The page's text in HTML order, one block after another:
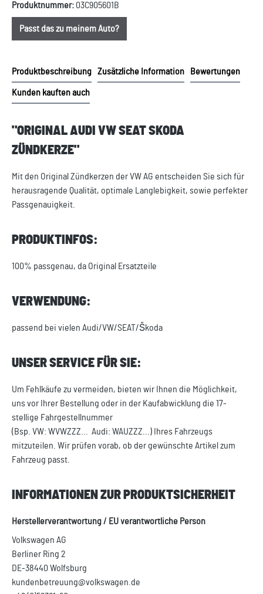
Produktnummer: 03C905601B
Passt das zu meinem Auto?
Produktbeschreibung Zusätzliche Information Bewertungen
Kunden kauften auch
"ORIGINAL AUDI VW SEAT SKODA
ZÜNDKERZE"
Mit den Original Zündkerzen der VW AG entscheiden Sie sich für
herausragende Qualität, optimale Langlebigkeit, sowie perfekter
Passgenauigkeit.
PRODUKTINFOS:
100% passgenau, da Original Ersatzteile
VERWENDUNG:
passend bei vielen Audi/VW/SEAT/Škoda
UNSER SERVICE FÜR SIE:
Um Fehlkäufe zu vermeiden, bieten wir Ihnen die Möglichkeit,
uns vor Ihrer Bestellung oder in der Kaufabwicklung die 17-
stellige Fahrgestellnummer
(Bsp. VW: WVWZZZ... Audi: WAUZZZ...) Ihres Fahrzeugs
mitzuteilen. Wir prüfen vorab, ob der gewünschte Artikel zum
Fahrzeug passt.
INFORMATIONEN ZUR PRODUKTSICHERHEIT
Herstellerverantwortung / EU verantwortliche Person
Volkswagen AG
Berliner Ring 2
DE-38440 Wolfsburg
kundenbetreuung@volkswagen.de